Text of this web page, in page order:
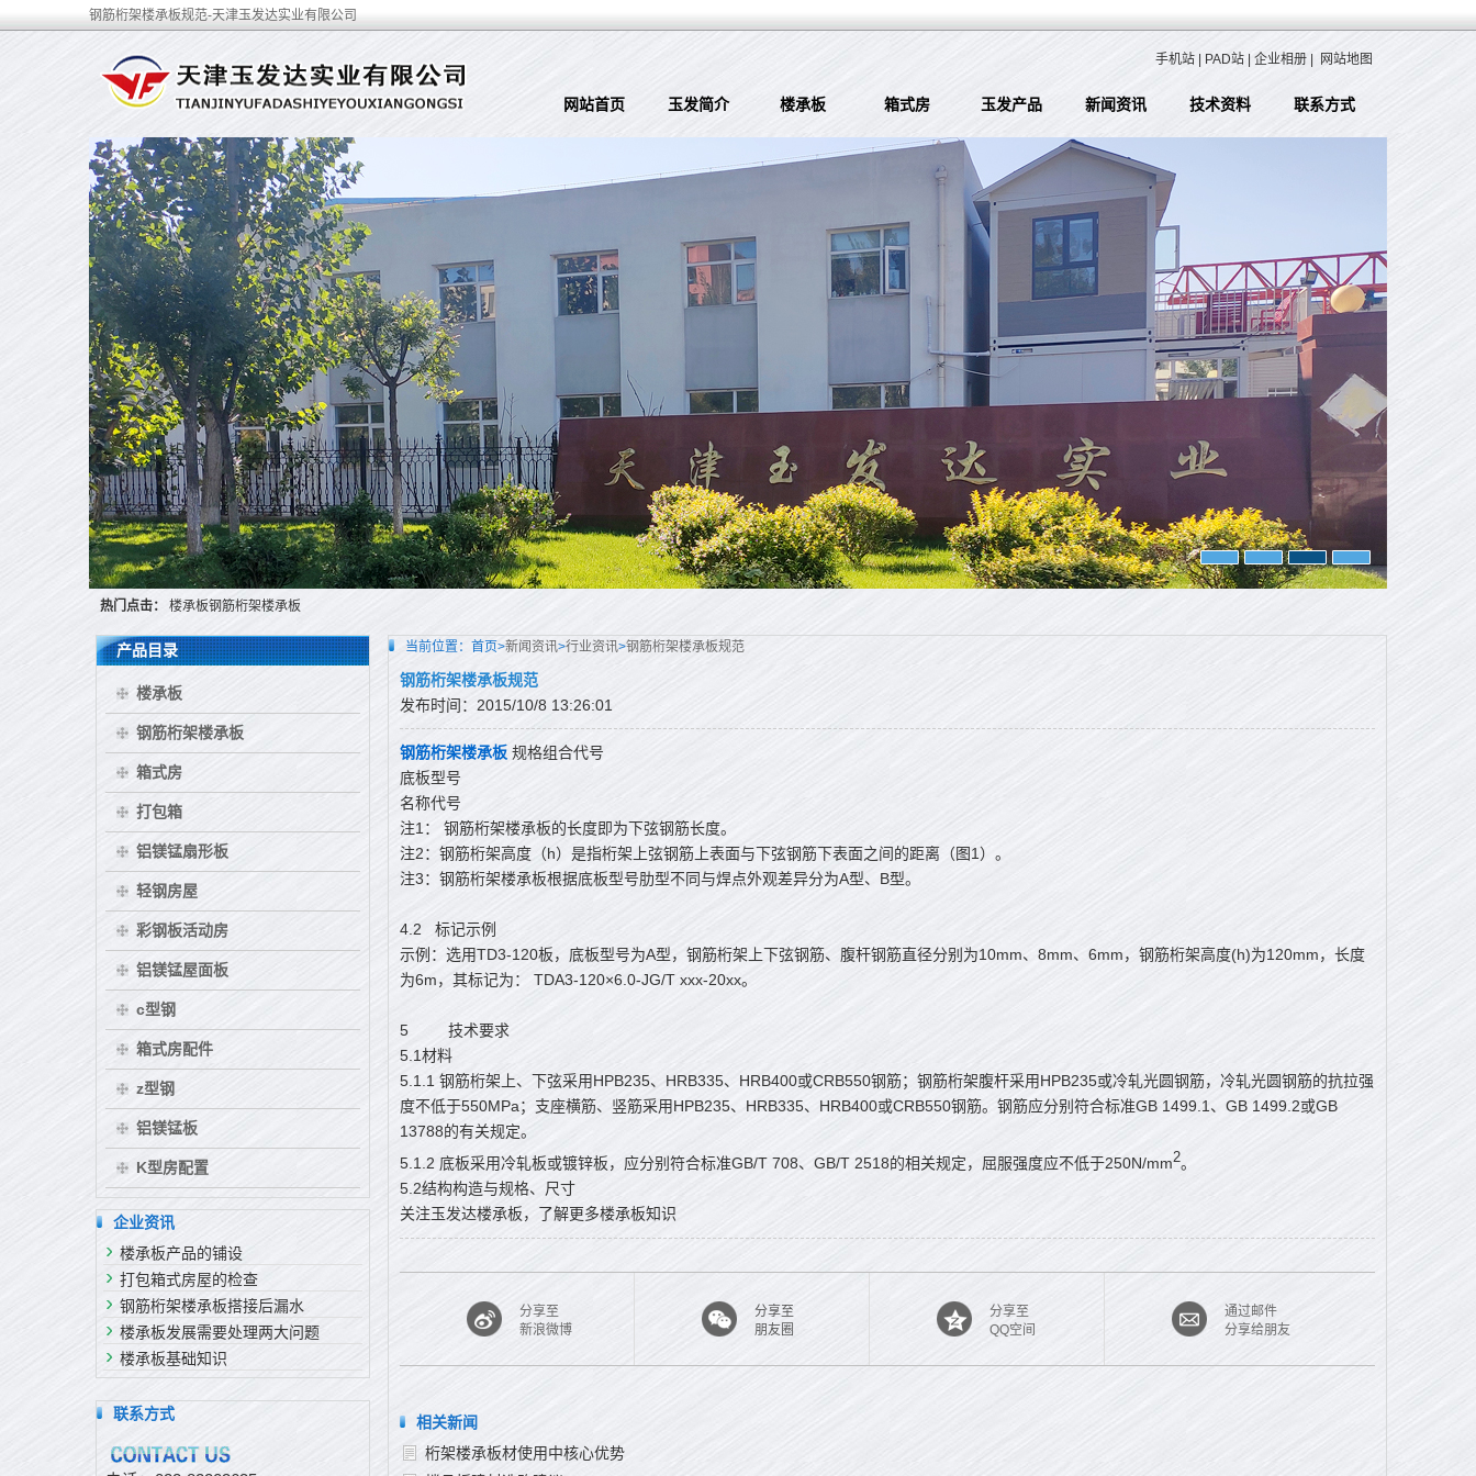
钢筋桁架楼承板规范-天津玉发达实业有限公司
手机站 PAD站 企业相册 网站地图
网站首页 玉发简介 楼承板 箱式房 玉发产品 新闻资讯 技术资料 联系方式
热门点击： 楼承板钢筋桁架楼承板
当前位置： 首页>新闻资讯>行业资讯>钢筋桁架楼承板规范
钢筋桁架楼承板规范
发布时间：2015/10/8 13:26:01
钢筋桁架楼承板 规格组合代号
底板型号
名称代号
注1： 钢筋桁架楼承板的长度即为下弦钢筋长度。
注2：钢筋桁架高度（h）是指桁架上弦钢筋上表面与下弦钢筋下表面之间的距离（图1）。
注3：钢筋桁架楼承板根据底板型号肋型不同与焊点外观差异分为A型、B型。
4.2
标记示例
示例：选用TD3-120板，底板型号为A型，钢筋桁架上下弦钢筋、腹杆钢筋直径分别为10mm、8mm、6mm，钢筋桁架高度(h)为120mm，长度
为6m，其标记为： TDA3-120×6.0-JG/T xxx-20xx。
5
技术要求
5.1材料
5.1.1 钢筋桁架上、下弦采用HPB235、HRB335、HRB400或CRB550钢筋；钢筋桁架腹杆采用HPB235或冷轧光圆钢筋，冷轧光圆钢筋的抗拉强
度不低于550MPa；支座横筋、竖筋采用HPB235、HRB335、HRB400或CRB550钢筋。钢筋应分别符合标准GB 1499.1、GB 1499.2或GB
13788的有关规定。
5.1.2 底板采用冷轧板或镀锌板，应分别符合标准GB/T 708、GB/T 2518的相关规定，屈服强度应不低于250N/mm2。
5.2结构构造与规格、尺寸
关注玉发达楼承板，了解更多楼承板知识
分享至
新浪微博
分享至
朋友圈
分享至
QQ空间
通过邮件
分享给朋友
相关新闻
桁架楼承板材使用中核心优势
产品目录
楼承板
钢筋桁架楼承板
箱式房
打包箱
铝镁锰扇形板
轻钢房屋
彩钢板活动房
铝镁锰屋面板
c型钢
箱式房配件
z型钢
铝镁锰板
K型房配置
企业资讯
楼承板产品的铺设
打包箱式房屋的检查
钢筋桁架楼承板搭接后漏水
楼承板发展需要处理两大问题
楼承板基础知识
联系方式